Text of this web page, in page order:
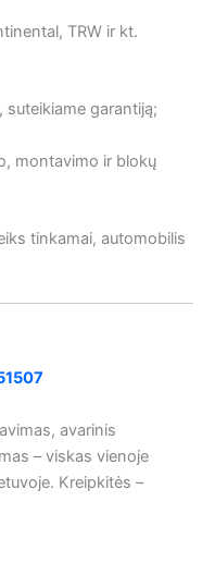
TRW ir kt.
garantiją;
montavimo ir blokų
tinkamai, automobilis
avarinis
– viskas vienoje
Kreipkitės –